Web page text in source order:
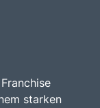
starken